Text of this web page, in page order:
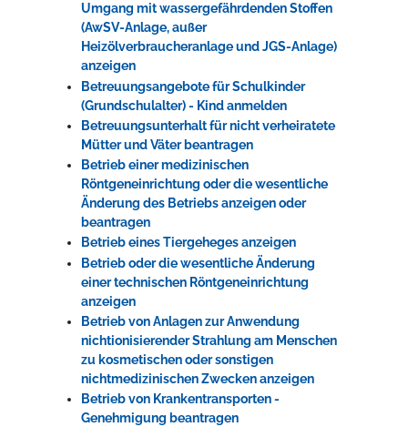
Umgang mit wassergefährdenden Stoffen
(AwSV-Anlage, außer
Heizölverbraucheranlage und JGS-Anlage)
anzeigen
Betreuungsangebote für Schulkinder
(Grundschulalter) - Kind anmelden
Betreuungsunterhalt für nicht verheiratete
Mütter und Väter beantragen
Betrieb einer medizinischen
Röntgeneinrichtung oder die wesentliche
Änderung des Betriebs anzeigen oder
beantragen
Betrieb eines Tiergeheges anzeigen
Betrieb oder die wesentliche Änderung
einer technischen Röntgeneinrichtung
anzeigen
Betrieb von Anlagen zur Anwendung
nichtionisierender Strahlung am Menschen
zu kosmetischen oder sonstigen
nichtmedizinischen Zwecken anzeigen
Betrieb von Krankentransporten -
Genehmigung beantragen